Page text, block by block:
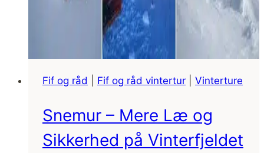
Fif og råd Fif og råd vintertur Vinterture
Snemur – Mere Læ og
Sikkerhed på Vinterfjeldet